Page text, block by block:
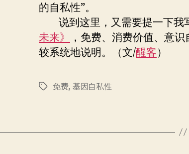
的自私性”。
说到这里，又需要提一下我
未来》
，免费、消费价值、意
较系统地说明。（文/醒客）
标
免费, 基因自私性